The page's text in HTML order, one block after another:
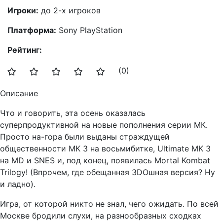
Игроки: до 2-х игроков
Платформа: Sony PlayStation
Рейтинг:
(0)
Описание
Что и говорить, эта осень оказалась
суперпродуктивной на новые пополнения серии МК.
Просто на-гора были выданы страждущей
общественности МК 3 на восьмибитке, Ultimate MK 3
на MD и SNES и, под конец, появилась Mortal Kombat
Trilogy! (Впрочем, где обещанная 3DOшная версия? Ну
и ладно).
Игра, от которой никто не знал, чего ожидать. По всей
Москве бродили слухи, на разнообразных сходках